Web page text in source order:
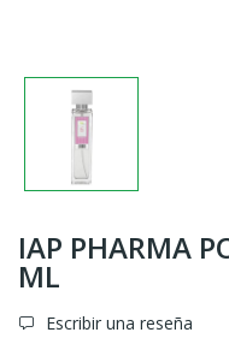
IAP PHARMA
ML
Escribir una reseña